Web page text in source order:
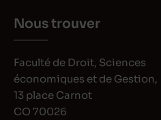
Nous trouver
Faculté de Droit, Sciences
économiques et de Gestion,
13 place Carnot
CO 70026